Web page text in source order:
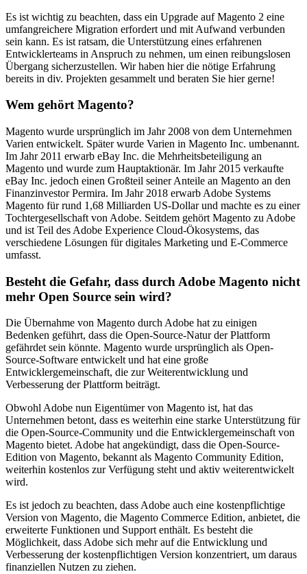
Es ist wichtig zu beachten, dass ein Upgrade auf Magento 2 eine
umfangreichere Migration erfordert und mit Aufwand verbunden
sein kann. Es ist ratsam, die Unterstützung eines erfahrenen
Entwicklerteams in Anspruch zu nehmen, um einen reibungslosen
Übergang sicherzustellen. Wir haben hier die nötige Erfahrung
bereits in div. Projekten gesammelt und beraten Sie hier gerne!
Wem gehört Magento?
Magento wurde ursprünglich im Jahr 2008 von dem Unternehmen
Varien entwickelt. Später wurde Varien in Magento Inc. umbenannt.
Im Jahr 2011 erwarb eBay Inc. die Mehrheitsbeteiligung an
Magento und wurde zum Hauptaktionär. Im Jahr 2015 verkaufte
eBay Inc. jedoch einen Großteil seiner Anteile an Magento an den
Finanzinvestor Permira. Im Jahr 2018 erwarb Adobe Systems
Magento für rund 1,68 Milliarden US-Dollar und machte es zu einer
Tochtergesellschaft von Adobe. Seitdem gehört Magento zu Adobe
und ist Teil des Adobe Experience Cloud-Ökosystems, das
verschiedene Lösungen für digitales Marketing und E-Commerce
umfasst.
Besteht die Gefahr, dass durch Adobe Magento nicht
mehr Open Source sein wird?
Die Übernahme von Magento durch Adobe hat zu einigen
Bedenken geführt, dass die Open-Source-Natur der Plattform
gefährdet sein könnte. Magento wurde ursprünglich als Open-
Source-Software entwickelt und hat eine große
Entwicklergemeinschaft, die zur Weiterentwicklung und
Verbesserung der Plattform beiträgt.
Obwohl Adobe nun Eigentümer von Magento ist, hat das
Unternehmen betont, dass es weiterhin eine starke Unterstützung für
die Open-Source-Community und die Entwicklergemeinschaft von
Magento bietet. Adobe hat angekündigt, dass die Open-Source-
Edition von Magento, bekannt als Magento Community Edition,
weiterhin kostenlos zur Verfügung steht und aktiv weiterentwickelt
wird.
Es ist jedoch zu beachten, dass Adobe auch eine kostenpflichtige
Version von Magento, die Magento Commerce Edition, anbietet, die
erweiterte Funktionen und Support enthält. Es besteht die
Möglichkeit, dass Adobe sich mehr auf die Entwicklung und
Verbesserung der kostenpflichtigen Version konzentriert, um daraus
finanziellen Nutzen zu ziehen.